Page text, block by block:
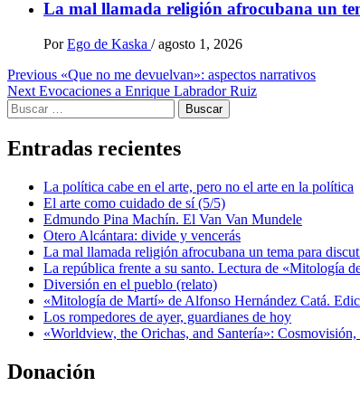
La mal llamada religión afrocubana un
Por Ego de Kaska / agosto 1, 2026
Post
navigation
Previous «Que no me devuelvan»: aspectos narrativos
Next Evocaciones a Enrique Labrador Ruiz
Buscar:
Entradas recientes
La política cabe en el arte, pero no el arte en la política
El arte como cuidado de sí (5/5)
Edmundo Pina Machín. El Van Van Mundele
Otero Alcántara: divide y vencerás
La mal llamada religión afrocubana un tema para
La república frente a su santo. Lectura de «Mitología
Diversión en el pueblo (relato)
«Mitología de Martí» de Alfonso Hernández Catá.
Los rompedores de ayer, guardianes de hoy
«Worldview, the Orichas, and Santería»:
Donación